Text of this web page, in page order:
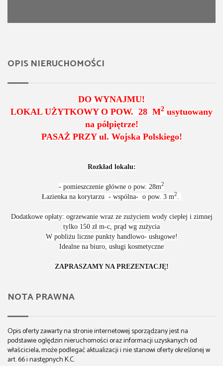
OPIS NIERUCHOMOŚCI
DO WYNAJMU!
LOKAL UŻYTKOWY O POW. 28 M2 usytuowany
na półpiętrze!
PASAŻ PRZY ul. Wojska Polskiego!
Rozkład lokalu:
- pomieszczenie główne o pow. 28m2
Łazienka na korytarzu - wspólna- o pow. 3 m2
Dodatkowe opłaty: ogrzewanie wraz ze zużyciem wody ciepłej i zimnej
tylko 150 zł m-c, prąd wg zużycia
W pobliżu liczne punkty handlowo- usługowe!
Idealne na biuro, usługi kosmetyczne
ZAPRASZAMY NA PREZENTACJĘ!
NOTA PRAWNA
Opis oferty zawarty na stronie internetowej sporządzany jest na
podstawie oględzin nieruchomości oraz informacji uzyskanych od
właściciela, może podlegać aktualizacji i nie stanowi oferty określonej w
art. 66 i następnych K.C.